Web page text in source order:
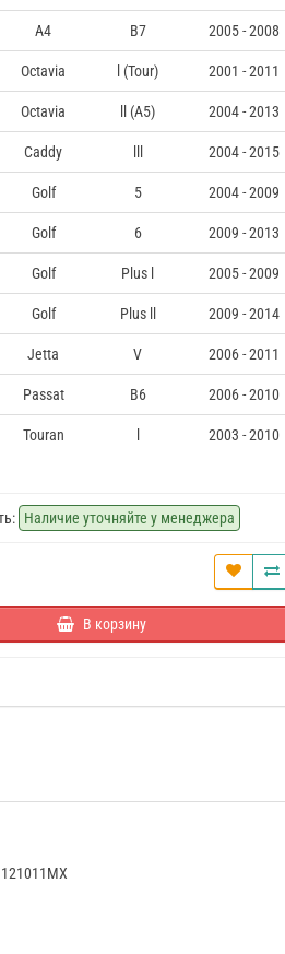
A4 B7 2005 - 2008
Octavia l (Tour) 2001 - 2011
Octavia ll (A5) 2004 - 2013
Caddy 2004 - 2015
Golf 5 2004 - 2009
Golf 6 2009 - 2013
Golf Plus l 2005 - 2009
Golf Plus ll 2009 - 2014
Jetta V 2006 - 2011
Passat B6 2006 - 2010
Touran 2003 - 2010
Наличие уточняйте у менеджера
В корзину